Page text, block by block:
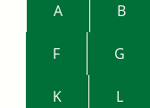
A B
F G
K L